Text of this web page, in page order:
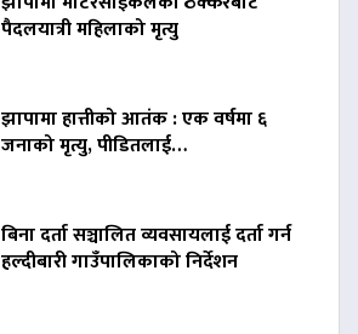
पैदलयात्री महिलाको मृत्यु
झापामा हात्तीको आतंक : एक वर्षमा ६
जनाको मृत्यु, पीडितलाई…
बिना दर्ता सञ्चालित व्यवसायलाई दर्ता गर्न
हल्दीबारी गाउँपालिकाको निर्देशन